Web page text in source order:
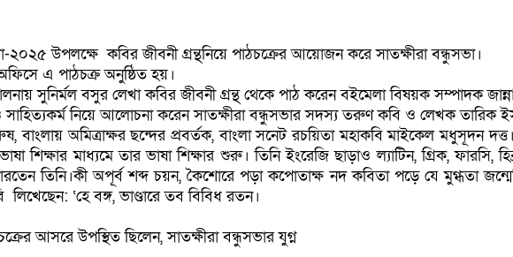
উপলক্ষে কবির জীবনী গ্র‍ন্থনিয়ে পাঠচক্র‍ের আয়োজন করে সাতক্ষীরা বন্ধুসভা।
এ পাঠচক্র‍ অনুষ্ঠিত হয়।
সুনির্মল বসুর লেখা কবির জীবনী গ্র‍ন্থ থেকে পাঠ করেন বইমেলা বিষয়ক সম্পাদক
নিয়ে আলোচনা করেন সাতক্ষীরা বন্ধুসভার সদস্য তরুণ কবি ও লেখক তারিক
বাংলায় অমিত্রাক্ষর ছন্দের প্রবর্তক, বাংলা সনেট রচয়িতা মহাকবি মাইকেল মধুসূদন
শিক্ষার মাধ্যমে তার ভাষা শিক্ষার শুরু। তিনি ইংরেজি ছাড়াও ল্যাটিন, গ্রিক,
তিনি।কী অপূর্ব শব্দ চয়ন, কৈশোরে পড়া কপোতাক্ষ নদ কবিতা পড়ে যে মুগ্ধতা
‘হে বঙ্গ, ভাণ্ডারে তব বিবিধ রতন।
আসরে উপস্থিত ছিলেন, সাতক্ষীরা বন্ধুসভার যুগ্ন